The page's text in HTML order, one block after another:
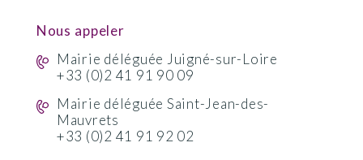
Nous appeler
Mairie déléguée Juigné-sur-Loire
+33 (0)2 41 91 90 09
Mairie déléguée Saint-Jean-des-
Mauvrets
+33 (0)2 41 91 92 02